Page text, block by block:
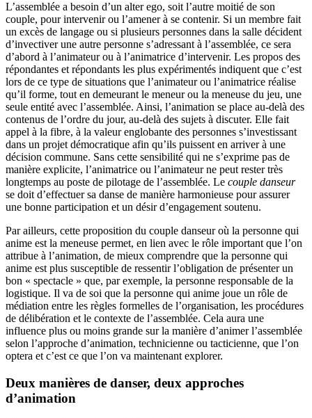
L’assemblée a besoin d’un alter ego, soit l’autre moitié de son
couple, pour intervenir ou l’amener à se contenir. Si un membre fait
un excès de langage ou si plusieurs personnes dans la salle décident
d’invectiver une autre personne s’adressant à l’assemblée, ce sera
d’abord à l’animateur ou à l’animatrice d’intervenir. Les propos des
répondantes et répondants les plus expérimentés indiquent que c’est
lors de ce type de situations que l’animateur ou l’animatrice réalise
qu’il forme, tout en demeurant le meneur ou la meneuse du jeu, une
seule entité avec l’assemblée. Ainsi, l’animation se place au-delà des
contenus de l’ordre du jour, au-delà des sujets à discuter. Elle fait
appel à la fibre, à la valeur englobante des personnes s’investissant
dans un projet démocratique afin qu’ils puissent en arriver à une
décision commune. Sans cette sensibilité qui ne s’exprime pas de
manière explicite, l’animatrice ou l’animateur ne peut rester très
longtemps au poste de pilotage de l’assemblée. Le couple danseur
se doit d’effectuer sa danse de manière harmonieuse pour assurer
une bonne participation et un désir d’engagement soutenu.
Par ailleurs, cette proposition du couple danseur où la personne qui
anime est la meneuse permet, en lien avec le rôle important que l’on
attribue à l’animation, de mieux comprendre que la personne qui
anime est plus susceptible de ressentir l’obligation de présenter un
bon « spectacle » que, par exemple, la personne responsable de la
logistique. Il va de soi que la personne qui anime joue un rôle de
médiation entre les règles formelles de l’organisation, les procédures
de délibération et le contexte de l’assemblée. Cela aura une
influence plus ou moins grande sur la manière d’animer l’assemblée
selon l’approche d’animation, technicienne ou tacticienne, que l’on
optera et c’est ce que l’on va maintenant explorer.
Deux manières de danser, deux approches
d’animation